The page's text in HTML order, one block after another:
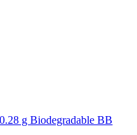
0.28 g Biodegradable BB